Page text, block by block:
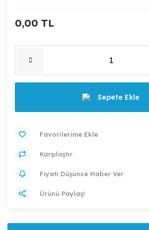
0,00 TL
Sepete Ekle
Karşılaştır
Fiyatı Düşünce Haber Ver
Ürünü Paylaş!